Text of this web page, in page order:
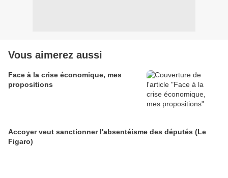
Vous aimerez aussi
Face à la crise économique, mes
propositions
Accoyer veut sanctionner l'absentéisme des députés (Le
Figaro)